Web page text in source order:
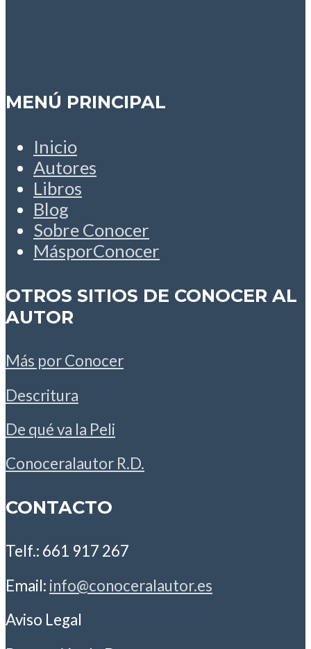
MENÚ PRINCIPAL
Inicio
Autores
Libros
Blog
Sobre Conocer
MásporConocer
OTROS SITIOS DE CONOCER AL
AUTOR
Más por Conocer
Descritura
De qué va la Peli
Conoceralautor R.D.
CONTACTO
Telf.: 661 917 267
Email: info@conoceralautor.es
Aviso Legal